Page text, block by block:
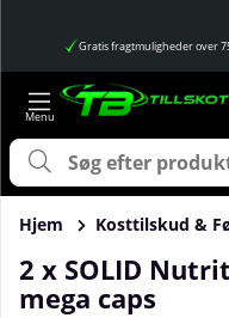
Gratis fragtmuligheder over
Hjem Kosttilskud &
2 x SOLID
mega caps